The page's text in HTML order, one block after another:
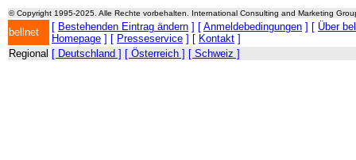
© Copyright 1995-2025. Alle Rechte vorbehalten. International Consulting and Marketing
bellnet [ Bestehenden Eintrag ändern ] [ Anmeldebedingungen ] [ Über
Homepage ] [ Presseservice ] [ Kontakt ]
Regional [ Deutschland ] [ Österreich ] [ Schweiz ]